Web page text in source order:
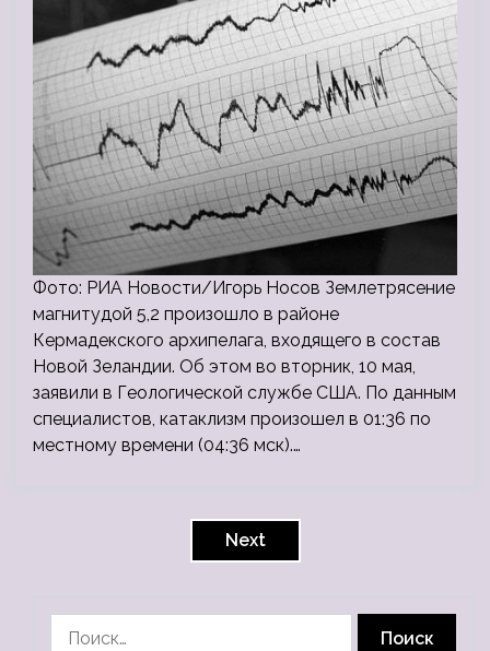
Фото: РИА Новости/Игорь Носов Землетрясение
магнитудой 5,2 произошло в районе
Кермадекского архипелага, входящего в состав
Новой Зеландии. Об этом во вторник, 10 мая,
заявили в Геологической службе США. По данным
специалистов, катаклизм произошел в 01:36 по
местному времени (04:36 мск).…
Next